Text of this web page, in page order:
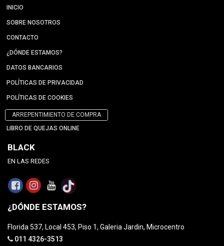
INICIO
SOBRE NOSOTROS
CONTACTO
¿DÓNDE ESTAMOS?
DATOS BANCARIOS
POLÍTICAS DE PRIVACIDAD
POLÍTICAS DE COOKIES
ARREPENTIMIENTO DE COMPRA
LIBRO DE QUEJAS ONLINE
BLACK
EN LAS REDES
¿DÓNDE ESTAMOS?
Florida 537, Local 453, Piso 1, Galeria Jardin, Microcentro
011 4326-3513